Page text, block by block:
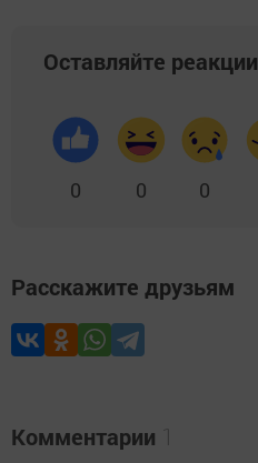
Оставляйте реакции
0 0 0
Расскажите друзьям
Комментарии